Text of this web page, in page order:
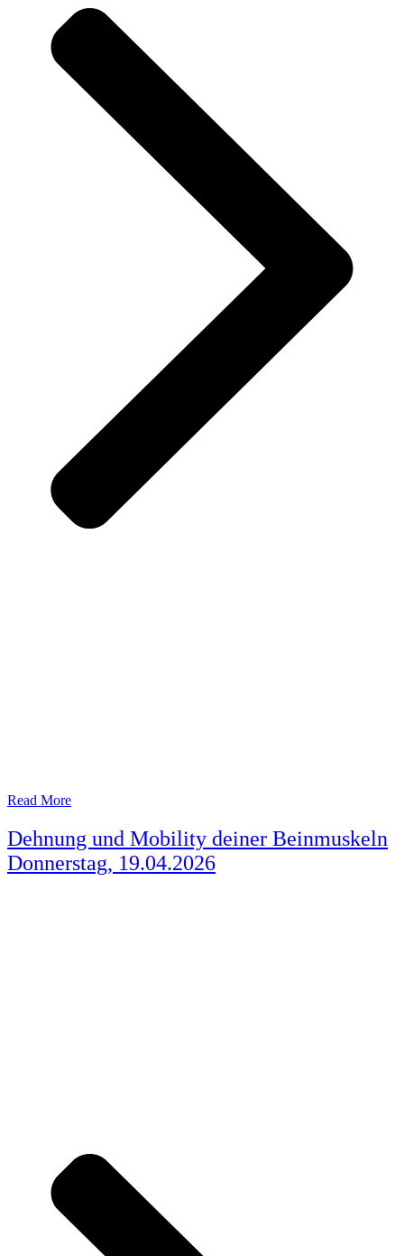
Read More
Dehnung und Mobility deiner Beinmuskeln
Donnerstag, 19.04.2026